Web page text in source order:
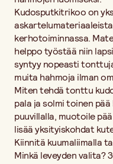
Kudosputkitrikoo on
kerhotoiminnassa.
helppo työstää niin
syntyy nopeasti
muita hahmoja ilman
Miten tehdä tonttu
pala ja solmi toinen
puuvillalla, muotoile
lisää yksityiskohdat
Kiinnitä kuumaliimalla
Minkä leveyden valita?